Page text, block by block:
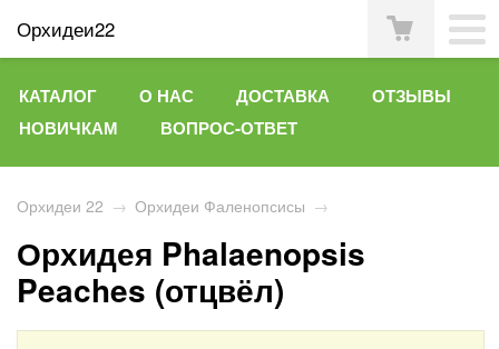
Орхидеи22
КАТАЛОГ О НАС ДОСТАВКА
ОТЗЫВЫ
НОВИЧКАМ
ВОПРОС-ОТВЕТ
Орхидеи 22 → Орхидеи Фаленопсисы →
Орхидея Phalaenopsis
Peaches (отцвёл)